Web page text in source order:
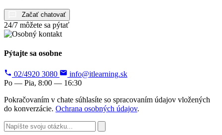
Začať chatovať
24/7 môžete sa pýtať
Pýtajte sa osobne
02/4920 3080
info@itlearning.sk
Po — Pia, 8:00 — 16:30
Pokračovaním v chate súhlasíte so spracovaním údajov vložených
do konverzácie. Ochrana osobných údajov.